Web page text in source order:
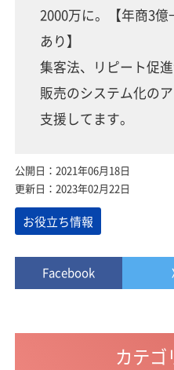
2000万に。【年商3
あり】
集客法、リピート促
販売のシステム化の
支援してます。
公開日：2021年06月18日
更新日：2023年02月22日
お役立ち情報
Facebook
カテゴ